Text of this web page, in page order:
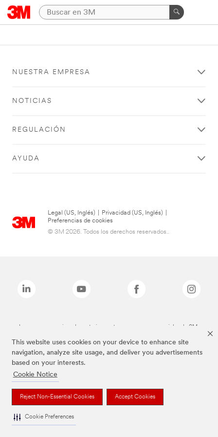
This website uses cookies on your device to enhance site
navigation, analyze site usage, and deliver you advertisements
based on your interests.
Cookie Notice
Reject Non-Essential Cookies Accept Cookies
Cookie Preferences
NUESTRA EMPRESA
NOTICIAS
REGULACIÓN
AYUDA
Legal (US, Inglés) Privacidad (US, Inglés)
Preferencias de cookies
© 3M 2026. Todos los derechos reservados..
Las marcas mencionadas anteriormente son marcas comerciales de 3M.